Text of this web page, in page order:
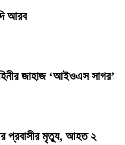
আরব
জাহাজ ‘আইওএস সাগর’
প্রবাসীর মৃত্যু, আহত ২